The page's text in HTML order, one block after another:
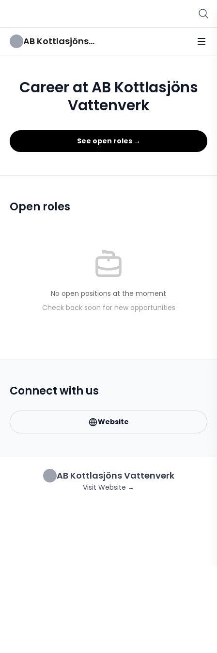
AB Kottlasjöns Vattenverk
Career at AB Kottlasjöns
Vattenverk
See open roles →
Open roles
No open positions at the moment
Check back soon for new opportunities
Connect with us
Website
AB Kottlasjöns Vattenverk
Visit Website →